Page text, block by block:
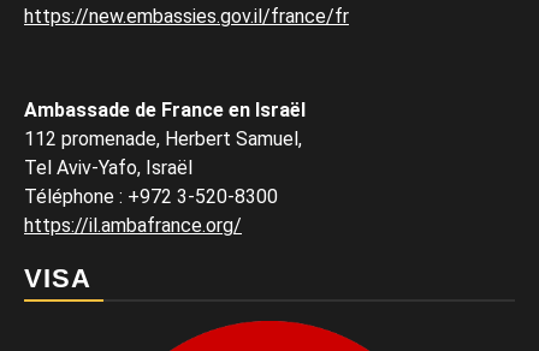
https://new.embassies.gov.il/france/fr
Ambassade de France en Israël
112 promenade, Herbert Samuel,
Tel Aviv-Yafo, Israël
Téléphone : +972 3-520-8300
https://il.ambafrance.org/
VISA